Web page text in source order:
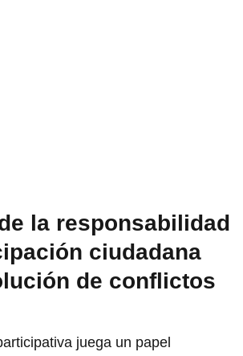
la responsabilidad
ciudadana
de conflictos
juega un papel